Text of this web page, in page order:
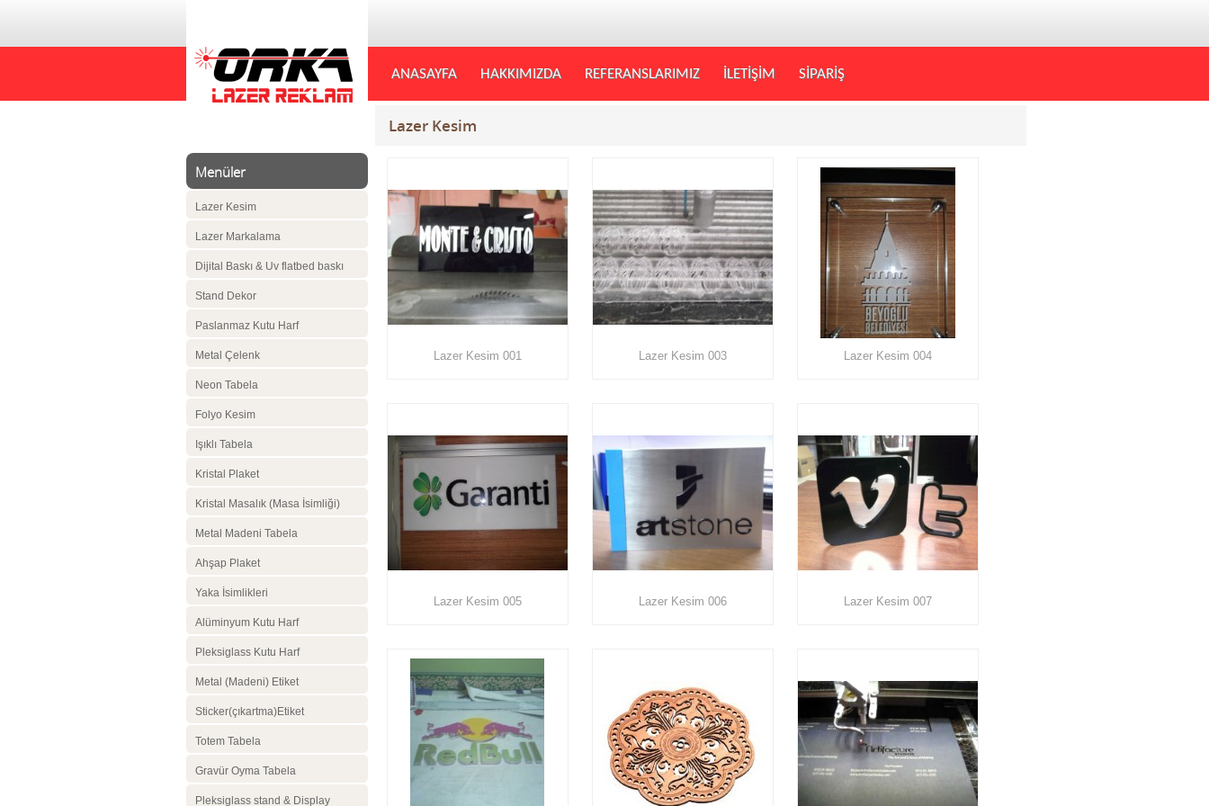
ANASAYFA HAKKIMIZDA REFERANSLARIMIZ İLETİŞİM SİPARİŞ
Menüler
Lazer Kesim
Lazer Markalama
Dijital Baskı & Uv flatbed baskı
Stand Dekor
Paslanmaz Kutu Harf
Metal Çelenk
Neon Tabela
Folyo Kesim
Işıklı Tabela
Kristal Plaket
Kristal Masalık (Masa İsimliği)
Metal Madeni Tabela
Ahşap Plaket
Yaka İsimlikleri
Alüminyum Kutu Harf
Pleksiglass Kutu Harf
Metal (Madeni) Etiket
Sticker(çıkartma)Etiket
Totem Tabela
Gravür Oyma Tabela
Pleksiglass stand & Display
Lazer Kesim
Lazer Kesim 001 Lazer Kesim 003 Lazer Kesim 004
Lazer Kesim 005 Lazer Kesim 006 Lazer Kesim 007